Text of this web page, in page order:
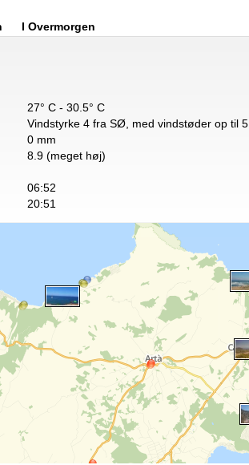
I Overmorgen
27° C - 30.5° C
Vindstyrke 4 fra SØ, med vindstøder op til 5
0 mm
8.9 (meget høj)
06:52
20:51